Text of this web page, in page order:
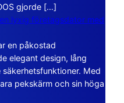
gjorde […]
lyxig företagsdator med
en påkostad
elegant design, lång
Med
pekskärm och sin höga